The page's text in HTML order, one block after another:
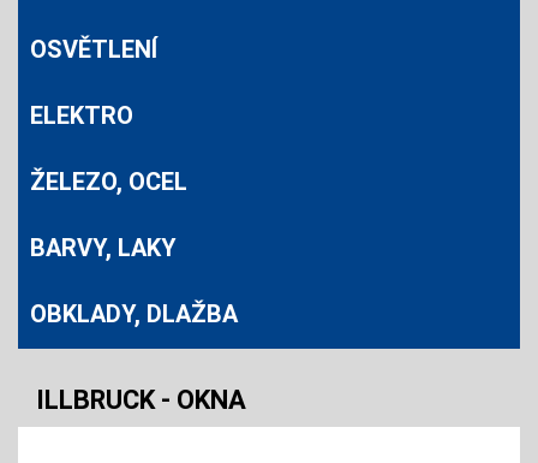
OSVĚTLENÍ
ELEKTRO
ŽELEZO, OCEL
BARVY, LAKY
OBKLADY, DLAŽBA
ILLBRUCK - OKNA